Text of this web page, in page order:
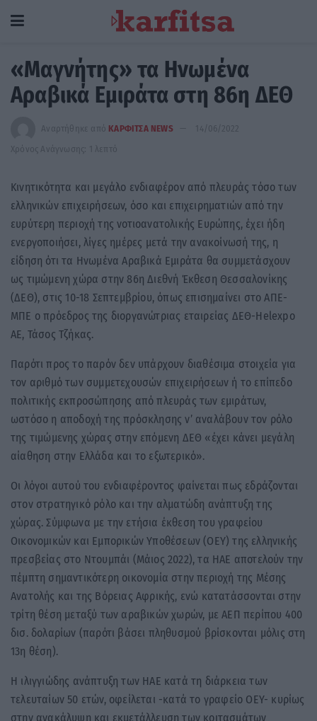
«Μαγνήτης» τα Ηνωμένα
Αραβικά Εμιράτα στη 86η ΔΕΘ
Αναρτήθηκε από ΚΑΡΦΙΤΣΑ NEWS
14/06/2022
Χρόνος Ανάγνωσης: 1 λεπτό
Κινητικότητα και μεγάλο ενδιαφέρον από πλευράς τόσο των
ελληνικών επιχειρήσεων, όσο και επιχειρηματιών από την
ευρύτερη περιοχή της νοτιοανατολικής Ευρώπης, έχει ήδη
ενεργοποιήσει, λίγες ημέρες μετά την ανακοίνωσή της, η
είδηση ότι τα Ηνωμένα Αραβικά Εμιράτα θα συμμετάσχουν
ως τιμώμενη χώρα στην 86η Διεθνή Έκθεση Θεσσαλονίκης
(ΔΕΘ), στις 10-18 Σεπτεμβρίου, όπως επισημαίνει στο ΑΠΕ-
ΜΠΕ ο πρόεδρος της διοργανώτριας εταιρείας ΔΕΘ-Helexpo
AE, Τάσος Τζήκας.
Παρότι προς το παρόν δεν υπάρχουν διαθέσιμα στοιχεία για
τον αριθμό των συμμετεχουσών επιχειρήσεων ή το επίπεδο
πολιτικής εκπροσώπησης από πλευράς των εμιράτων,
ωστόσο η αποδοχή της πρόσκλησης ν’ αναλάβουν τον ρόλο
της τιμώμενης χώρας στην επόμενη ΔΕΘ «έχει κάνει μεγάλη
αίαθηση στην Ελλάδα και το εξωτερικό».
Οι λόγοι αυτού του ενδιαφέροντος φαίνεται πως εδράζονται
στον στρατηγικό ρόλο και την αλματώδη ανάπτυξη της
χώρας. Σύμφωνα με την ετήσια έκθεση του γραφείου
Οικονομικών και Εμπορικών Υποθέσεων (ΟΕΥ) της ελληνικής
πρεσβείας στο Ντουμπάι (Μάιος 2022), τα ΗΑΕ αποτελούν την
πέμπτη σημαντικότερη οικονομία στην περιοχή της Μέσης
Ανατολής και της Βόρειας Αφρικής, ενώ κατατάσσονται στην
τρίτη θέση μεταξύ των αραβικών χωρών, με ΑΕΠ περίπου 400
δισ. δολαρίων (παρότι βάσει πληθυσμού βρίσκονται μόλις στη
13η θέση).
Η ιλιγγιώδης ανάπτυξη των ΗΑΕ κατά τη διάρκεια των
τελευταίων 50 ετών, οφείλεται -κατά το γραφείο ΟΕΥ- κυρίως
στην ανακάλυψη και εκμετάλλευση των κοιτασμάτων